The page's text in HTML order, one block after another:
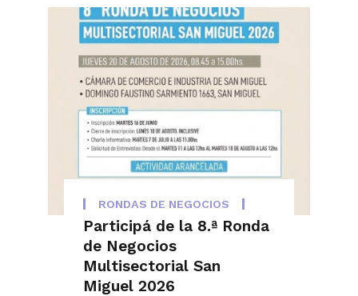
RONDAS DE NEGOCIOS
Participá de la 8.ª Ronda
de Negocios
Multisectorial San
Miguel 2026